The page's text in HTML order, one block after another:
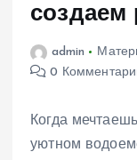
создаем
admin
0
Когда
уютном